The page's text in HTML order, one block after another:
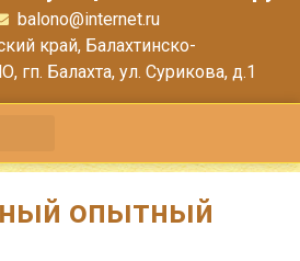
balono@internet.ru
край, Балахтинско-
гп. Балахта, ул. Сурикова, д.1
опытный